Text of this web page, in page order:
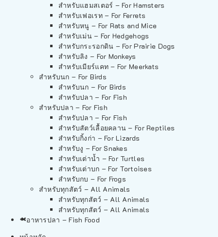
สำหรับแฮมสเตอร์ – For Hamsters
สำหรับเฟอเรท – For Ferrets
สำหรับหนู – For Rats and Mice
สำหรับเม่น – For Hedgehogs
สำหรับกระรอกดิน – For Prairie Dogs
สำหรับลิง – For Monkeys
สำหรับเมียร์แคท – For Meerkats
สำหรับนก – For Birds
สำหรับนก – For Birds
สำหรับปลา – For Fish
สำหรับปลา – For Fish
สำหรับปลา – For Fish
สำหรับสัตว์เลื้อยคลาน – For Reptiles
สำหรับกิ้งก่า – For Lizards
สำหรับงู – For Snakes
สำหรับเต่าน้ำ – For Turtles
สำหรับเต่าบก – For Tortoises
สำหรับกบ – For Frogs
สำหรับทุกสัตว์ – All Animals
สำหรับทุกสัตว์ – All Animals
สำหรับทุกสัตว์ – All Animals
อาหารปลา – Fish Food